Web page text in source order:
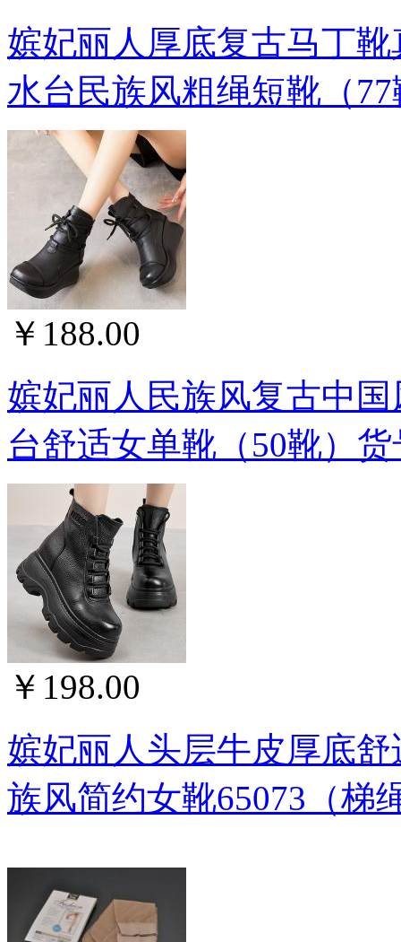
嫔妃丽人厚底复古马丁
水台民族风粗绳短靴（77
￥188.00
嫔妃丽人民族风复古中
台舒适女单靴（50靴）货
￥198.00
嫔妃丽人头层牛皮厚底
族风简约女靴65073（梯